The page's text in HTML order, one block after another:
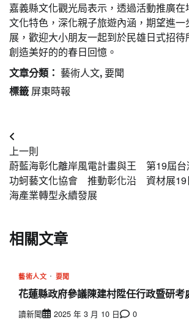
嘉義縣文化觀光局表示，透過活動推廣
文化特色，深化親子旅遊內涵，期望進
展，歡迎大小朋友一起到於民雄日式招待
創造美好的的春日回憶。
文章分類： 藝術人文,要聞
標籤 屏東時報
文
章
導
覽
上一則
蔚藍海彰化離岸風電計畫與王
功蚵藝文化協會 推動彰化沿
海產業轉型永續發展
第19屆
資材展
相關文章
藝術人文 要聞
花蓮縣政府參議陳建村陞任行政暨研考
讀新聞 2025 年 3 月 10 日 0